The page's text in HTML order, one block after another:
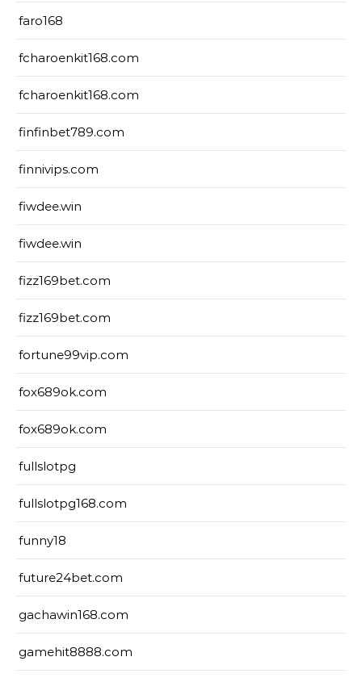
faro168
fcharoenkit168.com
fcharoenkit168.com
finfinbet789.com
finnivips.com
fiwdee.win
fiwdee.win
fizz169bet.com
fizz169bet.com
fortune99vip.com
fox689ok.com
fox689ok.com
fullslotpg
fullslotpg168.com
funny18
future24bet.com
gachawin168.com
gamehit8888.com